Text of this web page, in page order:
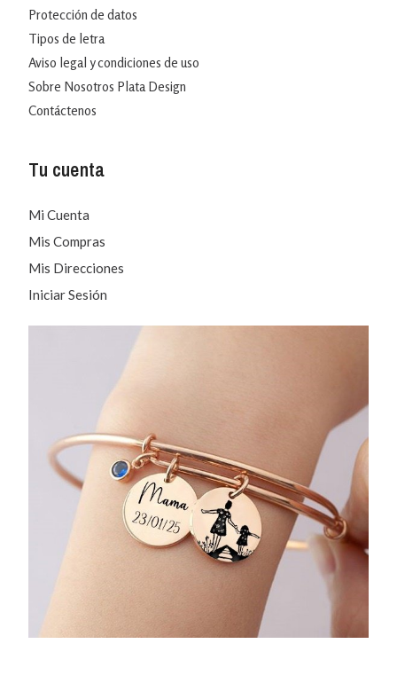
Protección de datos
Tipos de letra
Aviso legal y condiciones de uso
Sobre Nosotros Plata Design
Contáctenos
Tu cuenta
Mi Cuenta
Mis Compras
Mis Direcciones
Iniciar Sesión